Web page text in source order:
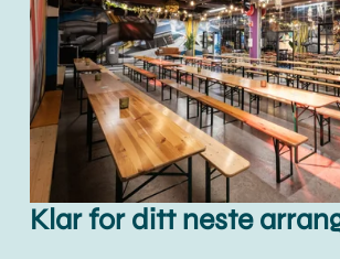
Klar for ditt neste